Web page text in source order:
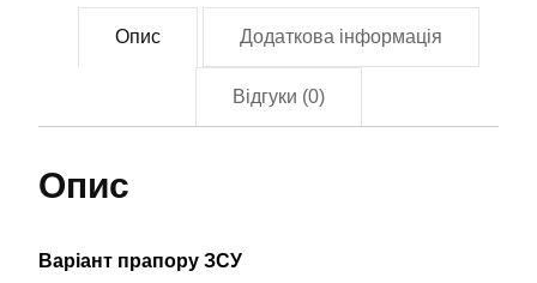
01769)
кількістьОпис Додаткова інформація
Відгуки (0)
Опис
Варіант прапору ЗСУ